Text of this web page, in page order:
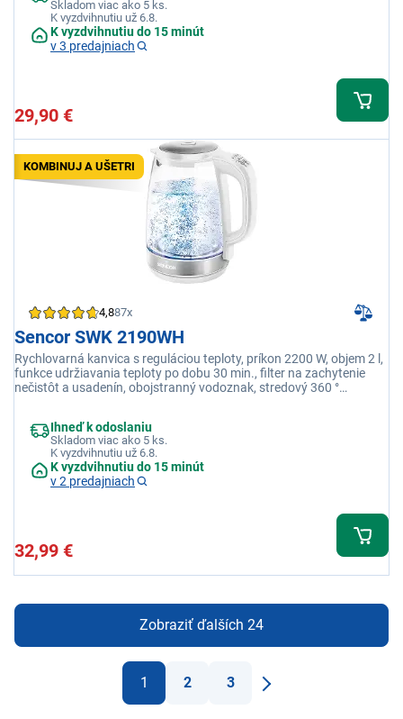
Skladom viac ako 5 ks.
K vyzdvihnutiu už 6.8.
K vyzdvihnutiu do 15 minút
v 3 predajniach
29,90 €
KOMBINUJ A UŠETRI
4,887x
Sencor SWK 2190WH
Rychlovarná kanvica s reguláciou teploty, príkon 2200 W, objem 2 l,
funkce udržiavania teploty po dobu 30 min., filter na zachytenie
nečistôt a usadenín, obojstranný vodoznak, stredový 360 °
Ihneď k odoslaniu
Skladom viac ako 5 ks.
K vyzdvihnutiu už 6.8.
K vyzdvihnutiu do 15 minút
v 2 predajniach
32,99 €
Zobraziť ďalších 24
1 2
3